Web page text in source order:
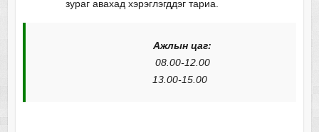
зураг авахад хэрэглэгддэг тариа.
Ажлын цаг:
08.00-12.00
13.00-15.00